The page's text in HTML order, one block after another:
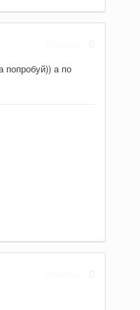
попробуй)) а по